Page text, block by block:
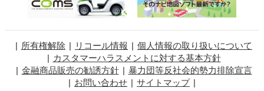
所有権解除 リコール情報
個人情報の取り扱いについて
カスタマーハラスメントに対する基本方針
金融商品販売の勧誘方針
暴力団等反社会的勢力排除宣言
お問い合わせ
サイトマップ